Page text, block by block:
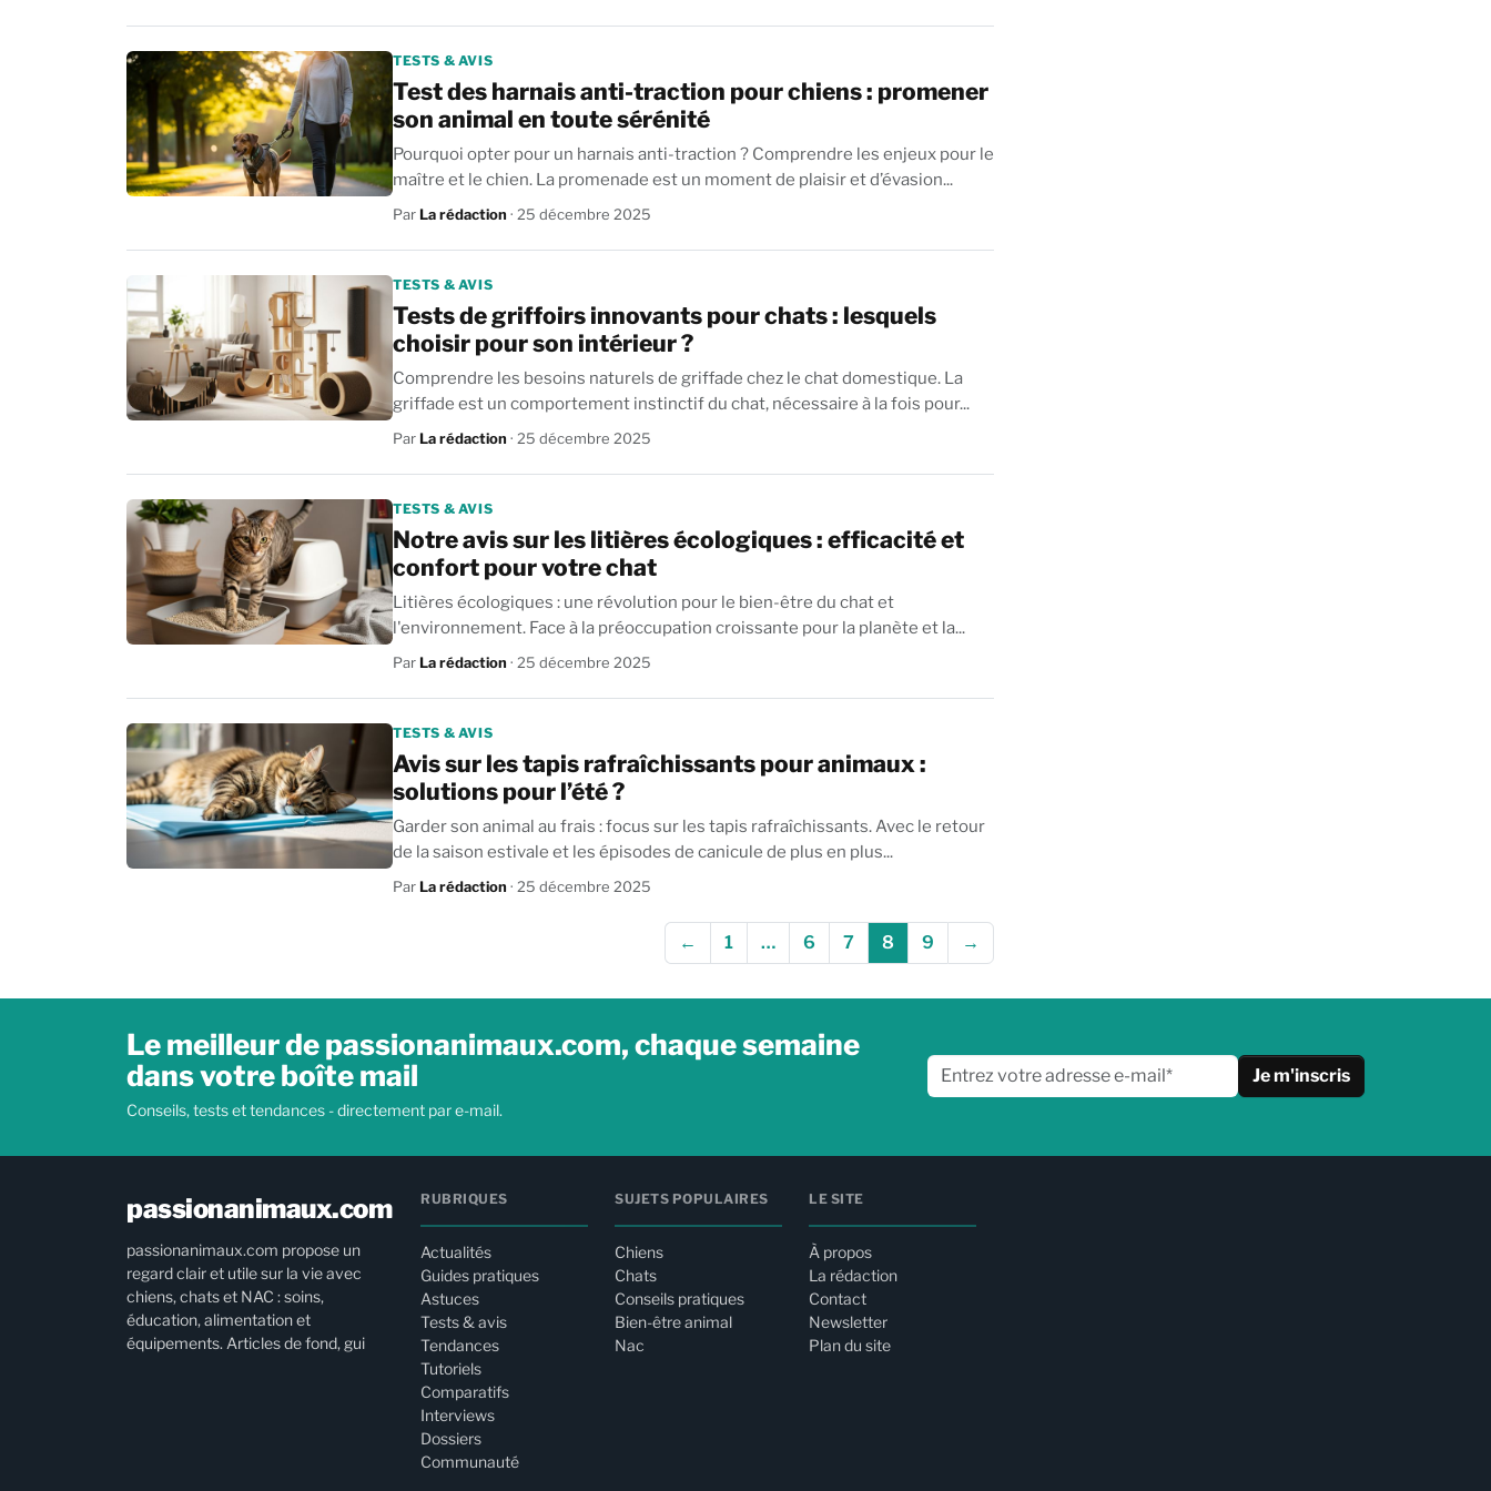
TESTS & AVIS
Test des harnais anti-traction pour chiens : promener
son animal en toute sérénité
Pourquoi opter pour un harnais anti-traction ? Comprendre les enjeux pour le
maître et le chien. La promenade est un moment de plaisir et d’évasion...
Par La rédaction · 25 décembre 2025
TESTS & AVIS
Tests de griffoirs innovants pour chats : lesquels
choisir pour son intérieur ?
Comprendre les besoins naturels de griffade chez le chat domestique. La
griffade est un comportement instinctif du chat, nécessaire à la fois pour...
Par La rédaction · 25 décembre 2025
TESTS & AVIS
Notre avis sur les litières écologiques : efficacité et
confort pour votre chat
Litières écologiques : une révolution pour le bien-être du chat et
l'environnement. Face à la préoccupation croissante pour la planète et la...
Par La rédaction · 25 décembre 2025
TESTS & AVIS
Avis sur les tapis rafraîchissants pour animaux :
solutions pour l’été ?
Garder son animal au frais : focus sur les tapis rafraîchissants. Avec le retour
de la saison estivale et les épisodes de canicule de plus en plus...
Par La rédaction · 25 décembre 2025
← 1 … 6 7 8 9 →
Le meilleur de passionanimaux.com, chaque semaine
dans votre boîte mail
Conseils, tests et tendances - directement par e-mail.
Je m'inscris
passionanimaux.com
passionanimaux.com propose un
regard clair et utile sur la vie avec
chiens, chats et NAC : soins,
éducation, alimentation et
équipements. Articles de fond, gui
RUBRIQUES
Actualités
Guides pratiques
Astuces
Tests & avis
Tendances
Tutoriels
Comparatifs
Interviews
Dossiers
Communauté
SUJETS POPULAIRES
Chiens
Chats
Conseils pratiques
Bien-être animal
Nac
LE SITE
À propos
La rédaction
Contact
Newsletter
Plan du site